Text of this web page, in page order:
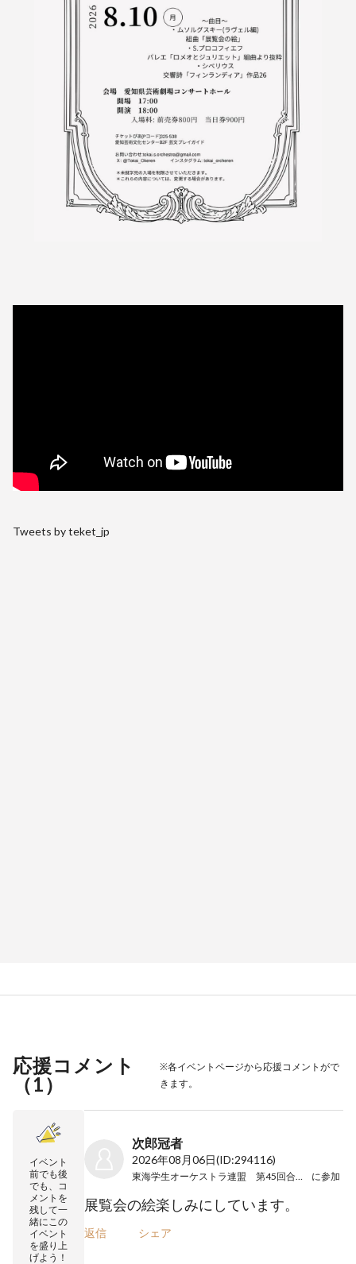
Tweets by teket_jp
応援コメント
（1）
※各イベントページから応援コメントがで
きます。
イベント
前でも後
でも、コ
メントを
残して一
緒にこの
イベント
を盛り上
げよう！
次郎冠者
2026年08月06日(ID:294116)
に参加
展覧会の絵楽しみにしています。
返信 シェア